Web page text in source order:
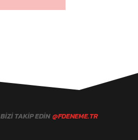
BIZI TAKIP EDIN @FDENEME.TR